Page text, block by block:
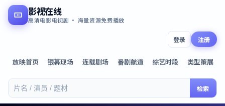
影视在线
高清电影电视剧 · 海量资源免费播放
放映首页 银幕现场 连载剧场 番剧航道 综艺时段 类型策展
检索
登录 注册